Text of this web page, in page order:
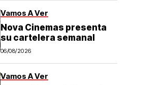
Vamos A Ver
Nova Cinemas presenta
su cartelera semanal
06/08/2026
Vamos A Ver